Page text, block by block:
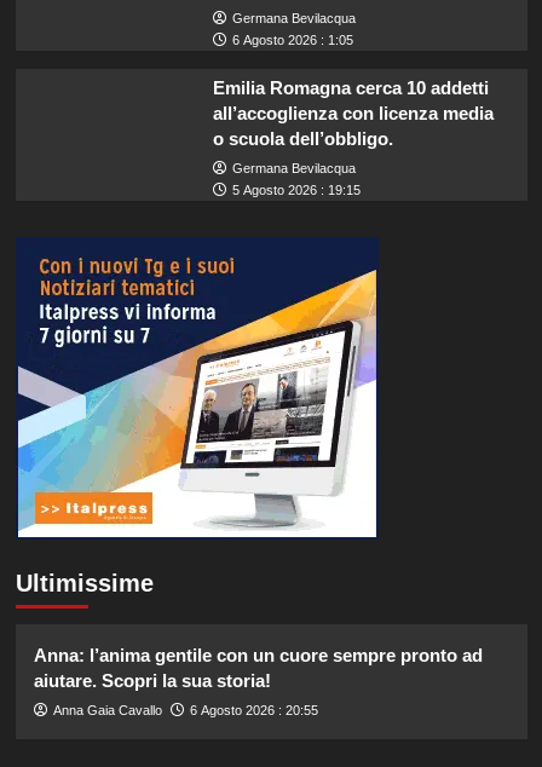
Germana Bevilacqua
6 Agosto 2026 : 1:05
Emilia Romagna cerca 10 addetti
all’accoglienza con licenza media
o scuola dell’obbligo.
Germana Bevilacqua
5 Agosto 2026 : 19:15
Ultimissime
Anna: l’anima gentile con un cuore sempre pronto ad
aiutare. Scopri la sua storia!
Anna Gaia Cavallo 6 Agosto 2026 : 20:55